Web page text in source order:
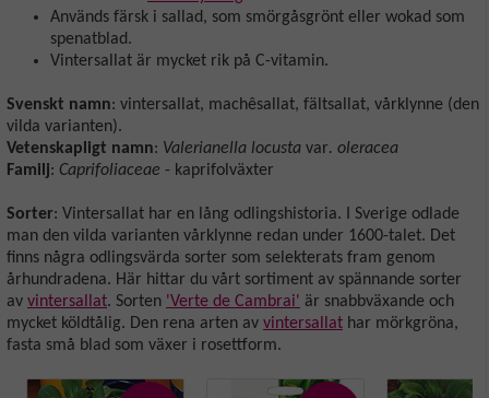
Används färsk i sallad, som smörgåsgrönt eller wokad som
spenatblad.
Vintersallat är mycket rik på C-vitamin.
Svenskt namn: vintersallat, machêsallat, fältsallat, vårklynne (den
vilda varianten).
Vetenskapligt namn: Valerianella locusta var. oleracea
Familj: Caprifoliaceae - kaprifolväxter
Sorter: Vintersallat har en lång odlingshistoria. I Sverige odlade
man den vilda varianten vårklynne redan under 1600-talet. Det
finns några odlingsvärda sorter som selekterats fram genom
århundradena. Här hittar du vårt sortiment av spännande sorter
av vintersallat. Sorten 'Verte de Cambrai' är snabbväxande och
mycket köldtålig. Den rena arten av vintersallat har mörkgröna,
fasta små blad som växer i rosettform.